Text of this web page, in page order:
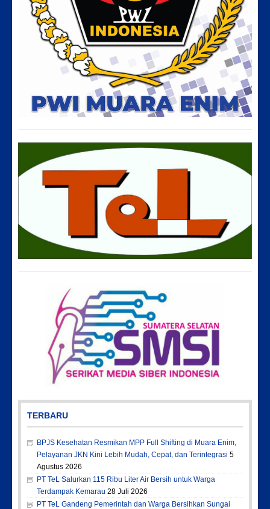
TERBARU
BPJS Kesehatan Resmikan MPP Full Shifting di Muara Enim,
Pelayanan JKN Kini Lebih Mudah, Cepat, dan Terintegrasi 5
Agustus 2026
PT TeL Salurkan 115 Ribu Liter Air Bersih untuk Warga
Terdampak Kemarau 28 Juli 2026
PT TeL Gandeng Pemerintah dan Warga Bersihkan Sungai